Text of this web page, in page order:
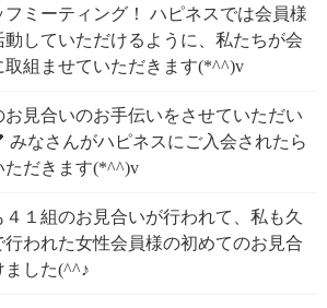
ミーティング！ ハピネスでは会員様
していただけるように、私たちが会
取組ませていただきます(*^^)v
見合いのお手伝いをさせていただい
みなさんがハピネスにご入会されたら
ただきます(*^^)v
１組のお見合いが行われて、私も久
われた女性会員様の初めてのお見合
ました(^^♪